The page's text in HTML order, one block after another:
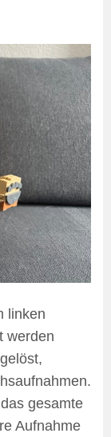
linken
werden
gesamte
Aufnahme